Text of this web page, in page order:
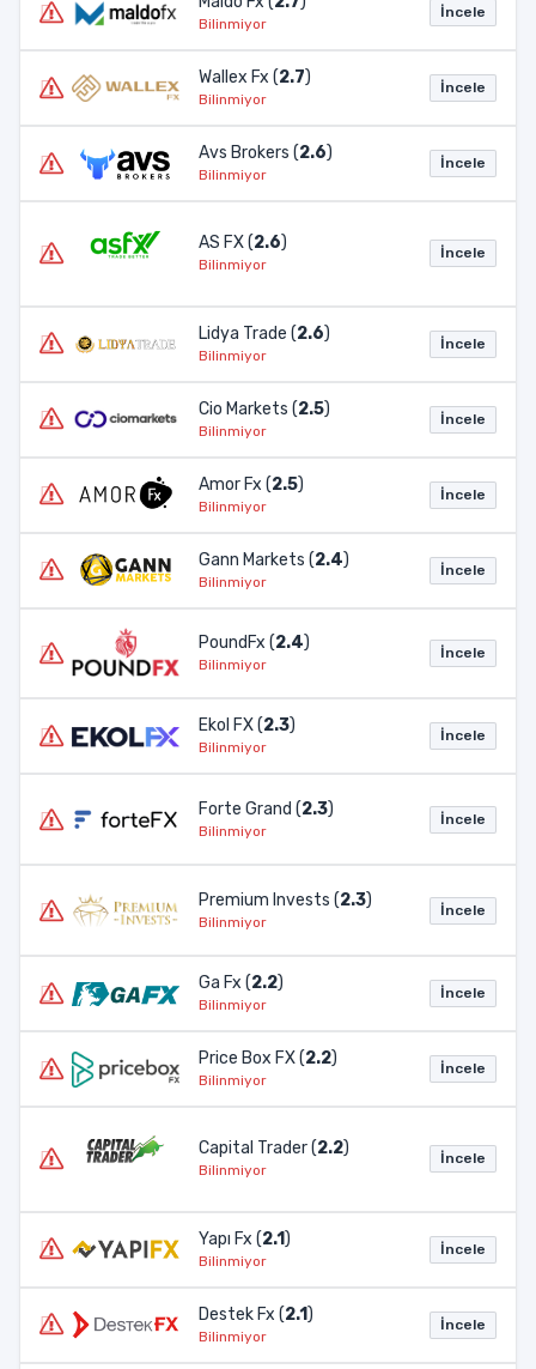
Bilinmiyor
İncele
Wallex Fx (2.7)
Bilinmiyor
İncele
Avs Brokers (2.6)
Bilinmiyor
İncele
AS FX (2.6)
Bilinmiyor
İncele
Lidya Trade (2.6)
Bilinmiyor
İncele
Cio Markets (2.5)
Bilinmiyor
İncele
Amor Fx (2.5)
Bilinmiyor
İncele
Gann Markets (2.4)
Bilinmiyor
İncele
PoundFx (2.4)
Bilinmiyor
İncele
Ekol FX (2.3)
Bilinmiyor
İncele
Forte Grand (2.3)
Bilinmiyor
İncele
Premium Invests (2.3)
Bilinmiyor
İncele
Ga Fx (2.2)
Bilinmiyor
İncele
Price Box FX (2.2)
Bilinmiyor
İncele
Capital Trader (2.2)
Bilinmiyor
İncele
Yapı Fx (2.1)
Bilinmiyor
İncele
Destek Fx (2.1)
Bilinmiyor
İncele